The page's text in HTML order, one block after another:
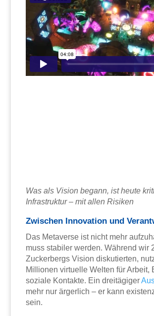
Was als Vision begann, ist heute
Infrastruktur – mit allen Risiken
Zwischen Innovation und
Das Metaverse ist nicht mehr
muss stabiler werden. Während wir
Zuckerbergs Vision diskutierten,
Millionen virtuelle Welten für Arbeit,
soziale Kontakte. Ein dreitägiger
mehr nur ärgerlich – er kann
sein.